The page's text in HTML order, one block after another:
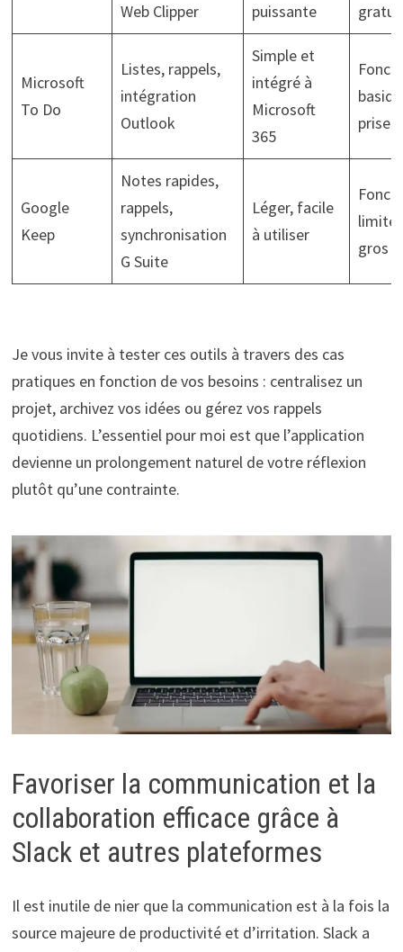
Web Clipper
puissante
Microsoft
To Do
Listes, rappels,
intégration
Outlook
Simple et
intégré à
Microsoft
365
prise
Google
Keep
Notes rapides,
rappels,
synchronisation
G Suite
Léger, facile
à utiliser
gros
Je vous invite à tester ces outils à travers des cas
pratiques en fonction de vos besoins : centralisez un
projet, archivez vos idées ou gérez vos rappels
quotidiens. L’essentiel pour moi est que l’application
devienne un prolongement naturel de votre réflexion
plutôt qu’une contrainte.
Favoriser la communication et la
collaboration efficace grâce à
Slack et autres plateformes
Il est inutile de nier que la communication est à la fois la
source majeure de productivité et d’irritation. Slack a